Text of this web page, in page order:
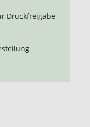
Druckfreigabe